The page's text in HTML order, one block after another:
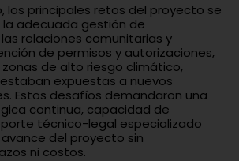
los principales retos del proyecto se
adecuada gestión de
relaciones comunitarias y
de permisos y autorizaciones,
de alto riesgo climático,
expuestas a nuevos
Estos desafíos demandaron una
continua, capacidad de
técnico-legal especializado
del proyecto sin
ni costos.